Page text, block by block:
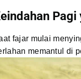
fajar mulai
memantul di